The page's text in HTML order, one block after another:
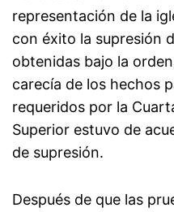
representación de la
con éxito la supresión
obtenidas bajo la
carecía de los hechos
requeridos por la
Superior estuvo de
de supresión.
Después de que las